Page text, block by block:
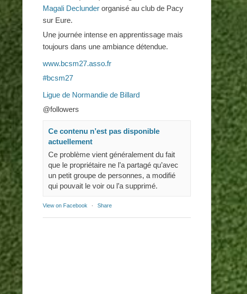
Magali Declunder organisé au club de Pacy
sur Eure.
Une journée intense en apprentissage mais
toujours dans une ambiance détendue.
www.bcsm27.asso.fr
#bcsm27
Ligue de Normandie de Billard
@followers
Ce contenu n’est pas disponible
actuellement
Ce problème vient généralement du fait
que le propriétaire ne l’a partagé qu’avec
un petit groupe de personnes, a modifié
qui pouvait le voir ou l’a supprimé.
View on Facebook · Share